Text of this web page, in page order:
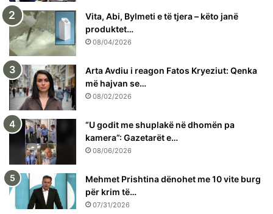
Vita, Abi, Bylmeti e të tjera – këto janë
produktet…
08/04/2026
Arta Avdiu i reagon Fatos Kryeziut: Qenka
më hajvan se…
08/02/2026
“U godit me shuplakë në dhomën pa
kamera”: Gazetarët e…
08/06/2026
Mehmet Prishtina dënohet me 10 vite burg
për krim të…
07/31/2026